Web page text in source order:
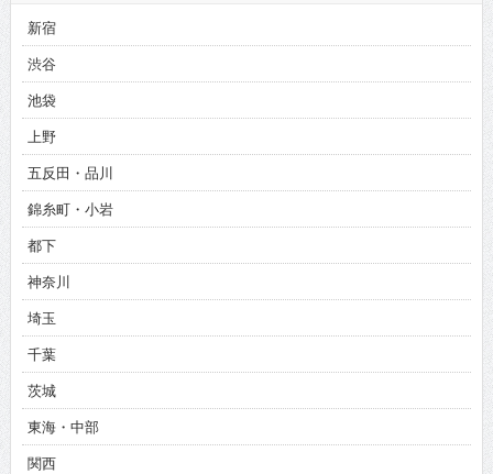
新宿
渋谷
池袋
上野
五反田・品川
錦糸町・小岩
都下
神奈川
埼玉
千葉
茨城
東海・中部
関西